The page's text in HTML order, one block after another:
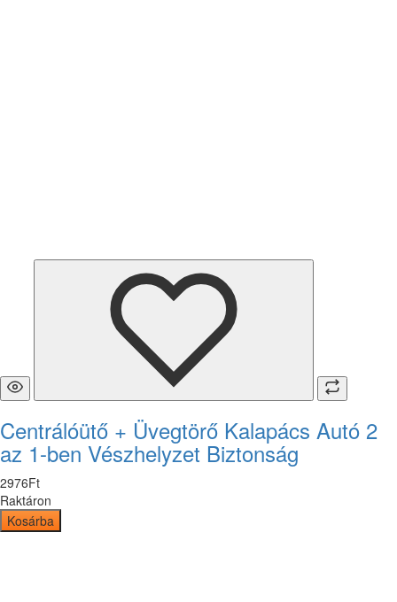
Centrálóütő + Üvegtörő Kalapács Autó 2
az 1-ben Vészhelyzet Biztonság
2976Ft
Raktáron
Kosárba